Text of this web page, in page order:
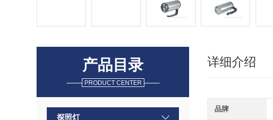
产品目录
PRODUCT CENTER
探照灯
详细介绍
品牌